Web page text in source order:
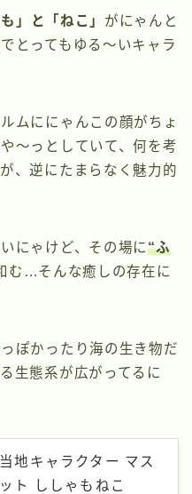
」と「ねこ」 がにゃんと
とってもゆる〜いキャラ
ムににゃんこの顔がちょ
〜っとしていて、何を考
、逆にたまらなく魅力的
にゃけど、その場に“ふ
む…そんな癒しの存在に
ぽかったり海の生き物だ
生態系が広がってるに
地キャラクター マス
ト ししゃもねこ